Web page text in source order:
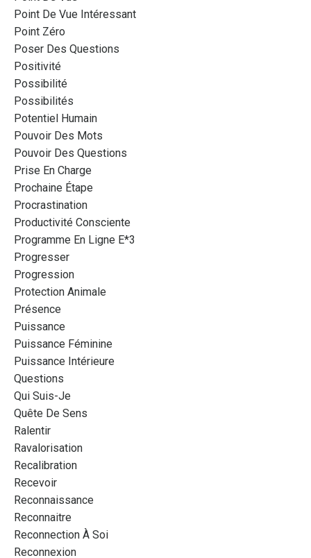
Point De Vue Intéressant
Point Zéro
Poser Des Questions
Positivité
Possibilité
Possibilités
Potentiel Humain
Pouvoir Des Mots
Pouvoir Des Questions
Prise En Charge
Prochaine Étape
Procrastination
Productivité Consciente
Programme En Ligne E*3
Progresser
Progression
Protection Animale
Présence
Puissance
Puissance Féminine
Puissance Intérieure
Questions
Qui Suis-Je
Quête De Sens
Ralentir
Ravalorisation
Recalibration
Recevoir
Reconnaissance
Reconnaitre
Reconnection À Soi
Reconnexion